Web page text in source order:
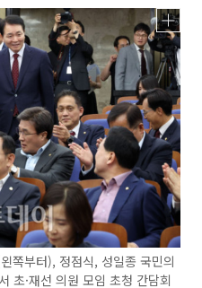
쪽부터), 정점식, 성일종 국민의
초·재선 의원 모임 초청 간담회